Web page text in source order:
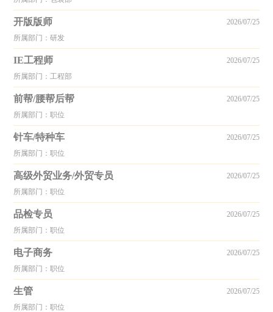
开版版师
所属部门：研发
2026/07/25
IE工程师
所属部门：工程部
2026/07/25
前帮/腰帮后帮
所属部门：职位
2026/07/25
针车/特种车
所属部门：职位
2026/07/25
高级外贸业务/外贸专员
所属部门：职位
2026/07/25
品检专员
所属部门：职位
2026/07/25
电子商务
所属部门：职位
2026/07/25
生管
所属部门：职位
2026/07/25